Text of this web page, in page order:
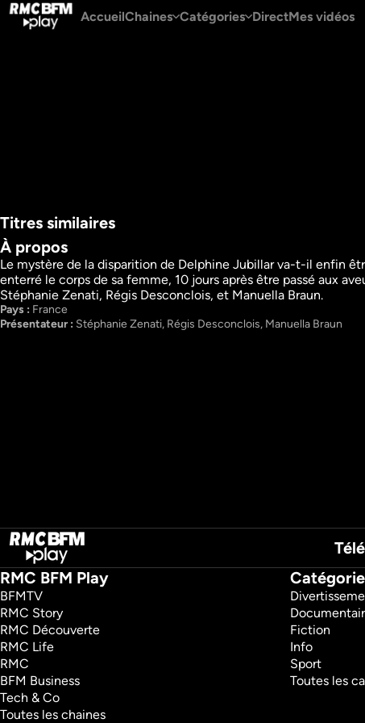
AccueilChaines Catégories DirectMes vidéos
Titres similaires
Acquitté ou coupable ?
Au cœur du procès
Jubillar
Jubillar, pour le
meilleur et pour le
Grands reportages
Info
À propos
Le mystère de la disparition de Delphine Jubillar va-t-il enfin
enterré le corps de sa femme, 10 jours après être passé aux
Stéphanie Zenati, Régis Desconclois, et Manuella Braun.
Pays : France
Présentateur : Stéphanie Zenati, Régis Desconclois, Manuella Braun
RMC BFM Play
BFMTV
RMC Story
RMC Découverte
RMC Life
RMC
BFM Business
Tech & Co
Toutes les chaines
Fiction
Info
Sport
Toutes les